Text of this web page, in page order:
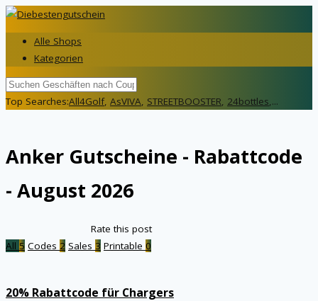
Alle Shops
Kategorien
Top Searches:All4Golf, AsVIVA, STREETBOOSTER, 24bottles,...
Anker Gutscheine - Rabattcode
- August 2026
Rate this post
All 5 Codes 2 Sales 3 Printable 0
20% Rabattcode für Chargers